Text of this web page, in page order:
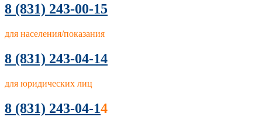
8 (831) 243-00-15
для населения/показания
8 (831) 243-04-14
для юридических лиц
8 (831) 243-04-14